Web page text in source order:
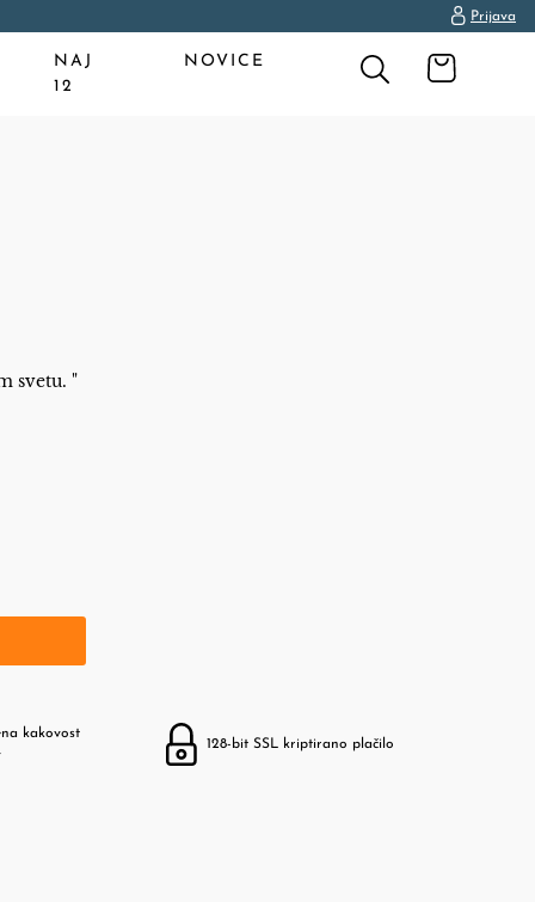
Prijava
NAJ
12
NOVICE
svetu. "
kakovost
128-bit SSL kriptirano plačilo